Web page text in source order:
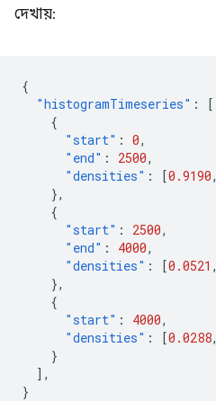
দেখায়:
{
"histogramTimeseries" :
[
{
"start" : 0,
"end" : 2500,
"densities" : [0.9190,
},
{
"start" : 2500,
"end" : 4000,
"densities" : [0.0521 ,
},
{
"start" : 4000,
"densities" : [0.0288,
}
],
}